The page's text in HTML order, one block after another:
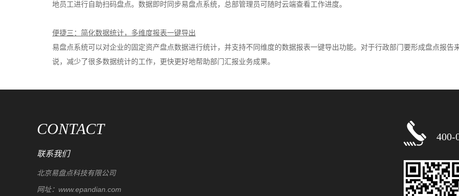
地员工进行自助扫码盘点。数据即时同步易盘点系统，总部管理员可随时云端查看工作进度。
便捷三：简化数据统计，多维度报表一键导出
易盘点系统可以对企业的固定资产盘点数据进行统计，并支持不同维度的数据报表一键导出功能。对于行政部门要形成盘点报告
说，减少了很多数据统计的工作，更快更好地帮助部门汇报业务成果。
CONTACT
联系我们
北京易盘点科技有限公司
网址：www.epandian.com
400-